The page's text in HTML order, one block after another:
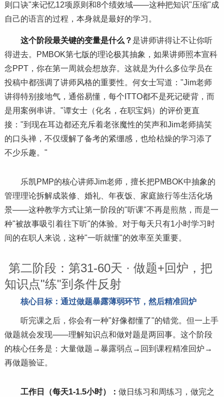
则口诀"来记忆12项原则和8个绩效域——这种把知识"压缩"成
自己的语言的过程，本身就是最好的学习 。
这个阶段最关键的变量是什么？ 是讲师讲得让不让你听
得进去。PMBOK第七版的理论极其抽象，如果讲师照本宣科
念PPT，你在第一周就会想放弃。这就是为什么多位学员在
投稿中都强调了讲师风格的重要性。何女士写道："Jim老师
讲得特别接地气，通俗易懂，每个ITTO都不是死记硬背，而
是用案例串讲。"谭女士（化名，在职宝妈）的评价更直
接："到现在耳边都还充斥着老张魔性的笑声和Jim老师搞笑
的口头禅，不仅缓解了备考的紧绷感，也给枯燥的学习添了
不少乐趣。"
乐凯PMP的核心讲师Jim老师，擅长把PMBOK中抽象的
管理理论拆解成装修、婚礼、年夜饭、家庭旅行等生活化场
景——这种教学方式让第一阶段的"听课"不再是煎熬，而是一
种"被故事吸引着往下听"的体验。对于每天只有1小时学习 时
间的在职人来说，这种"一听就懂"的效率至关重要。
第二阶段：第31-60天 · 做题+回炉，把
知识点"练"到条件反射
核心目标：通过做题暴露薄弱环节，然后精准回炉
听完课之后，你会有一种"好像都懂了"的错觉。但一上手
做题就会发现——理解知识点和做对题是两回事。这个阶段
的核心任务是：大量做题→暴露弱点→回到课程精准回炉→
再做题验证。
工作日（每天1-1.5小时）： 做日练习和周练习 ，做完之